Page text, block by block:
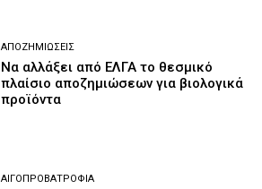
ΑΠΟΖΗΜΙΏΣΕΙΣ
Να αλλάξει από ΕΛΓΑ το θεσμικό
πλαίσιο αποζημιώσεων για βιολογικά
προϊόντα
ΑΙΓΟΠΡΟΒΑΤΡΟΦΊΑ